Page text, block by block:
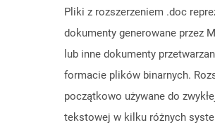
Pliki z rozszerzeniem .doc
dokumenty generowane przez
lub inne dokumenty
formacie plików binarnych.
początkowo używane do
tekstowej w kilku różnych